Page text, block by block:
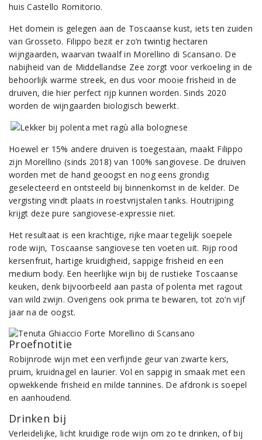
huis Castello Romitorio.
Het domein is gelegen aan de Toscaanse kust, iets ten zuiden
van Grosseto. Filippo bezit er zo’n twintig hectaren
wijngaarden, waarvan twaalf in Morellino di Scansano. De
nabijheid van de Middellandse Zee zorgt voor verkoeling in de
behoorlijk warme streek, en dus voor mooie frisheid in de
druiven, die hier perfect rijp kunnen worden. Sinds 2020
worden de wijngaarden biologisch bewerkt.
Hoewel er 15% andere druiven is toegestaan, maakt Filippo
zijn Morellino (sinds 2018) van 100% sangiovese. De druiven
worden met de hand geoogst en nog eens grondig
geselecteerd en ontsteeld bij binnenkomst in de kelder. De
vergisting vindt plaats in roestvrijstalen tanks. Houtrijping
krijgt deze pure sangiovese-expressie niet.
Het resultaat is een krachtige, rijke maar tegelijk soepele
rode wijn, Toscaanse sangiovese ten voeten uit. Rijp rood
kersenfruit, hartige kruidigheid, sappige frisheid en een
medium body. Een heerlijke wijn bij de rustieke Toscaanse
keuken, denk bijvoorbeeld aan pasta of polenta met ragout
van wild zwijn. Overigens ook prima te bewaren, tot zo’n vijf
jaar na de oogst.
Proefnotitie
Robijnrode wijn met een verfijnde geur van zwarte kers,
pruim, kruidnagel en laurier. Vol en sappig in smaak met een
opwekkende frisheid en milde tannines. De afdronk is soepel
en aanhoudend.
Drinken bij
Verleidelijke, licht kruidige rode wijn om zo te drinken, of bij